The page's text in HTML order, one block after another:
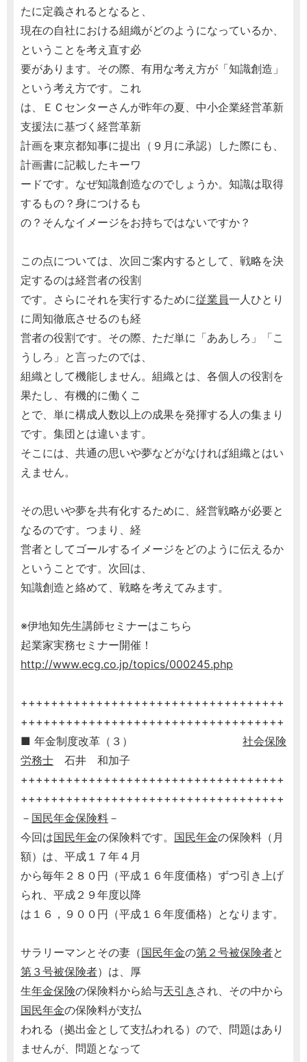
たに定義されるとなると、
現在の自社における組織がどのようになっているか、
ということを考え直す必
要があります。その際、有用な考え方が「知識創造」
という考え方です。これ
は、ＥＣセンターさんが昨年の夏、中小企業経営革新
支援法に基づく経営革新
計画を東京都知事に提出（９月に承認）した際にも、
計画書に記載したキーワ
ードです。なぜ知識創造なのでしょうか。知識は取得
するもの？身につけるも
の？そんなイメージをお持ちではないですか？
この点については、次回ご案内するとして、戦略を決
定するのは経営者の役割
です。さらにそれを実行するために従業員一人ひとり
に周知徹底させるのも経
営者の役割です。その際、ただ単に「ああしろ」「こ
うしろ」と言ったのでは、
組織として機能しません。組織とは、各個人の役割を
果たし、有機的に働くこ
とで、単に構成人数以上の成果を発揮する人の集まり
です。集団とは違います。
そこには、共通の思いや夢などがなければ組織とはい
えません。
その思いや夢を共有化するために、経営戦略が必要と
なるのです。つまり、経
営者としてゴールするイメージをどのように伝えるか
ということです。次回は、
知識創造と絡めて、戦略を考えてみます。
※伊地知先生講師セミナーはこちら
起業家実務セミナー開催！
http://www.ecg.co.jp/topics/000245.php
+++++++++++++++++++++++++++++++++++
+++++++++++++++++++++++++++++++++++
■ 年金制度改革（３） 社会保険
労務士 石井 和加子
+++++++++++++++++++++++++++++++++++
+++++++++++++++++++++++++++++++++++
－ 国民年金保険料 －
今回は国民年金の保険料です。 国民年金の保険料（月
額）は、平成１７年４月
から毎年２８０円（平成１６年度価格）ずつ引き上げ
られ、平成２９年度以降
は１６，９００円（平成１６年度価格）となります。
サラリーマンとその妻（国民年金の第２号被保険者と
第３号被保険者）は、厚
生年金保険の保険料から給与天引き され、その中から
国民年金の保険料が支払
われる（拠出金として支払われる）ので、問題はあり
ませんが、問題となって